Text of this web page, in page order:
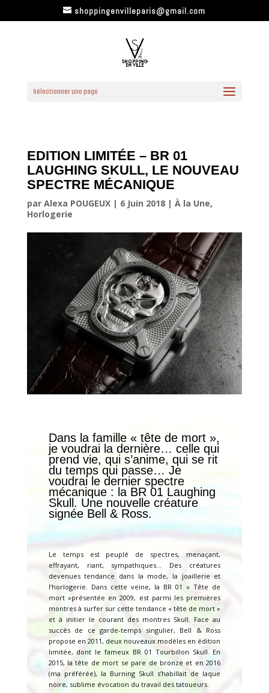
shoppingenvilleparis@gmail.com
Sélectionner une page
EDITION LIMITÉE – BR 01
LAUGHING SKULL, LE NOUVEAU
SPECTRE MÉCANIQUE
par Alexa POUGEUX| 6 Juin 2018| À la Une,
Horlogerie
Dans la famille « tête de mort »,
je voudrai la dernière… celle qui
prend vie, qui s’anime, qui se rit
du temps qui passe… Je
voudrai le dernier spectre
mécanique : la BR 01 Laughing
Skull. Une nouvelle créature
signée Bell & Ross.
Le temps est peuplé de spectres, menaçant,
effrayant, riant, sympathiques… Des créatures
devenues tendance dans la mode, la joaillerie et
l’horlogerie. Dans cette veine, la BR 01 « Tête de
mort »présentée en 2009, est parmi les premières
montres à surfer sur cette tendance « tête de mort »
et à initier le courant des montres Skull. Face au
succès de ce garde-temps singulier, Bell & Ross
propose en 2011, deux nouveaux modèles en édition
limitée, dont le fameux BR 01 Tourbillon Skull. En
2015, la tête de mort se pare de bronze et en 2016
(ma préférée), la Burning Skull s’habillait de laque
noire, sublime évocation du travail des tatoueurs.